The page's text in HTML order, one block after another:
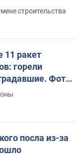
строительства
11 ракет
горели
Фото
посла из-за